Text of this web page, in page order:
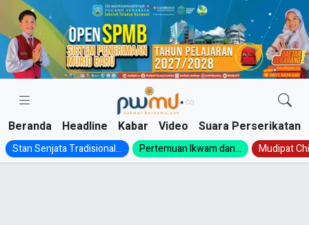
Skip
content
Beranda Headline Kabar Video Suara Perserikatan
Stan Senjata Tradisional... Pertemuan Ikwam dan... Mudipat